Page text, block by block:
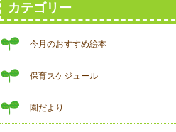
カテゴリー
今月のおすすめ絵本
保育スケジュール
園だより